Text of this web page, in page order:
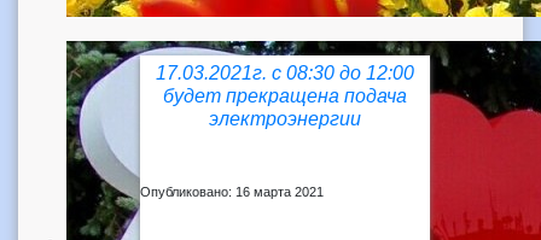
17.03.2021г. с 08:30 до 12:00
будет прекращена подача
электроэнергии
Опубликовано: 16 марта 2021